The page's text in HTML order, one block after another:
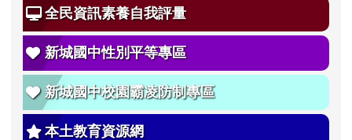
全民資訊素養自我評量
新城國中性別平等專區
新城國中校園霸凌防制專區
本土教育資源網